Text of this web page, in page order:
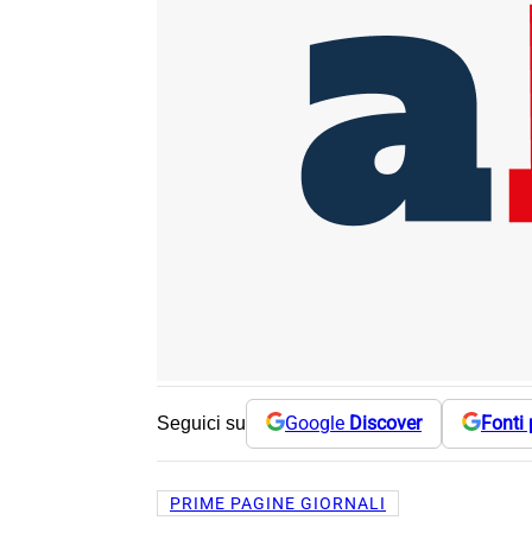
Seguici su Google Discover Fonti
PRIME PAGINE GIORNALI